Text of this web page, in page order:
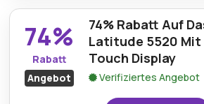
845 G8 14 Zoll Full HD (1920x1080)
von erheblichen Ersparnissen bei
74%
Rabatt
Angebot
74% Rabatt Auf
Latitude 5520 Mit
Touch Display
Verifiziertes Angebot